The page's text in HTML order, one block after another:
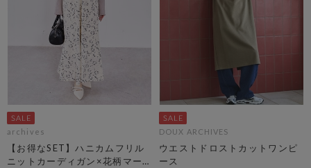
archives
【お得なSET】ハニカムフリル
ニットカーディガン×花柄マー
DOUX ARCHIVES
ウエストドロストカットワンピ
ース